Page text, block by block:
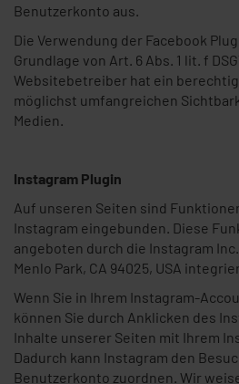
Benutzerkonto aus.
Die Verwendung der Facebook
Grundlage von Art. 6 Abs. 1 lit. f
Websitebetreiber hat ein
möglichst umfangreichen
Medien.
Instagram Plugin
Auf unseren Seiten sind
Instagram eingebunden. Diese
angeboten durch die Instagram
Menlo Park, CA 94025, USA
Wenn Sie in Ihrem Instagram-
können Sie durch Anklicken des
Inhalte unserer Seiten mit Ihrem
Dadurch kann Instagram den
Benutzerkonto zuordnen. Wir